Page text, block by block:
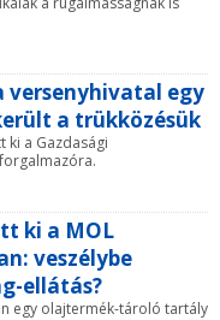
versenyhivatal egy
a trükközésük
a Gazdasági
ki a MOL
veszélybe
ellátás?
egy olajtermék-tároló tartály